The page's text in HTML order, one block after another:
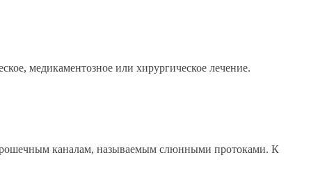
медикаментозное или хирургическое лечение.
каналам, называемым слюнными протоками. К